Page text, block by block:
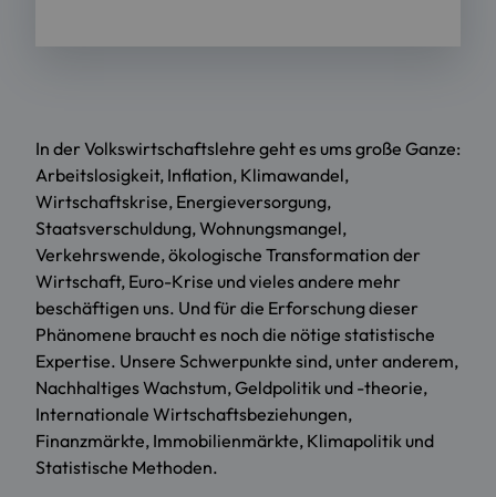
In der Volkswirtschaftslehre geht es ums große Ganze:
Arbeitslosigkeit, Inflation, Klimawandel,
Wirtschaftskrise, Energieversorgung,
Staatsverschuldung, Wohnungsmangel,
Verkehrswende, ökologische Transformation der
Wirtschaft, Euro-Krise und vieles andere mehr
beschäftigen uns. Und für die Erforschung dieser
Phänomene braucht es noch die nötige statistische
Expertise. Unsere Schwerpunkte sind, unter anderem,
Nachhaltiges Wachstum, Geldpolitik und -theorie,
Internationale Wirtschaftsbeziehungen,
Finanzmärkte, Immobilienmärkte, Klimapolitik und
Statistische Methoden.